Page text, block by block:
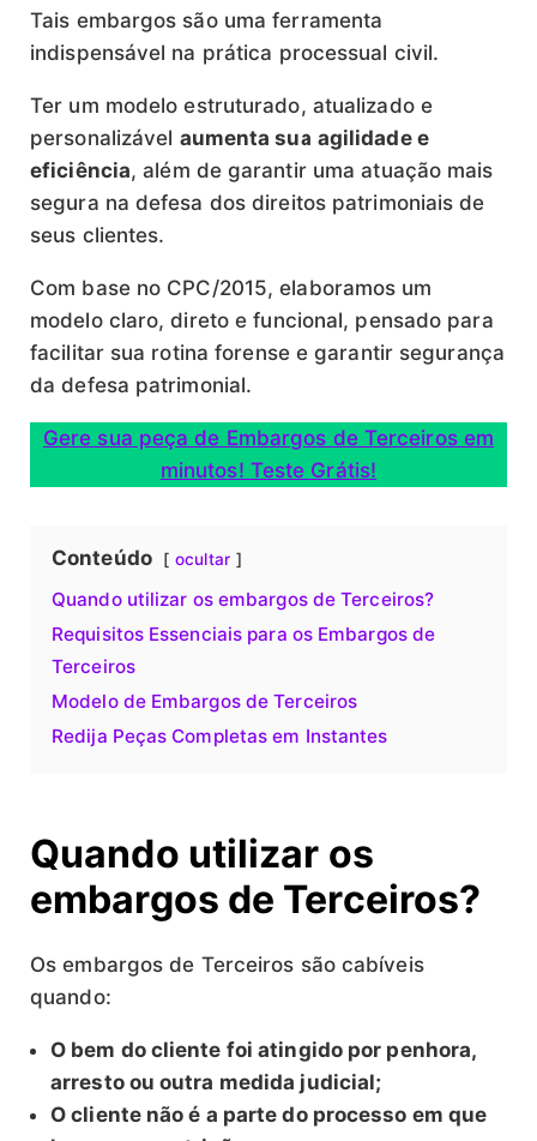
Tais embargos são uma ferramenta
indispensável na prática processual civil.
Ter um modelo estruturado, atualizado e
personalizável aumenta sua agilidade e
eficiência, além de garantir uma atuação mais
segura na defesa dos direitos patrimoniais de
seus clientes.
Com base no CPC/2015, elaboramos um
modelo claro, direto e funcional, pensado para
facilitar sua rotina forense e garantir segurança
da defesa patrimonial.
Gere sua peça de Embargos de Terceiros em
minutos! Teste Grátis!
Conteúdo ocultar
Quando utilizar os embargos de Terceiros?
Requisitos Essenciais para os Embargos de
Terceiros
Modelo de Embargos de Terceiros
Redija Peças Completas em Instantes
Quando utilizar os
embargos de Terceiros?
Os embargos de Terceiros são cabíveis
quando:
O bem do cliente foi atingido por penhora,
arresto ou outra medida judicial;
O cliente não é a parte do processo em que